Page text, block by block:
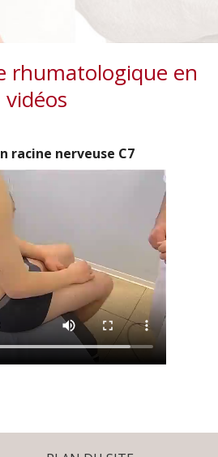
rhumatologique en
vidéos
racine nerveuse C7